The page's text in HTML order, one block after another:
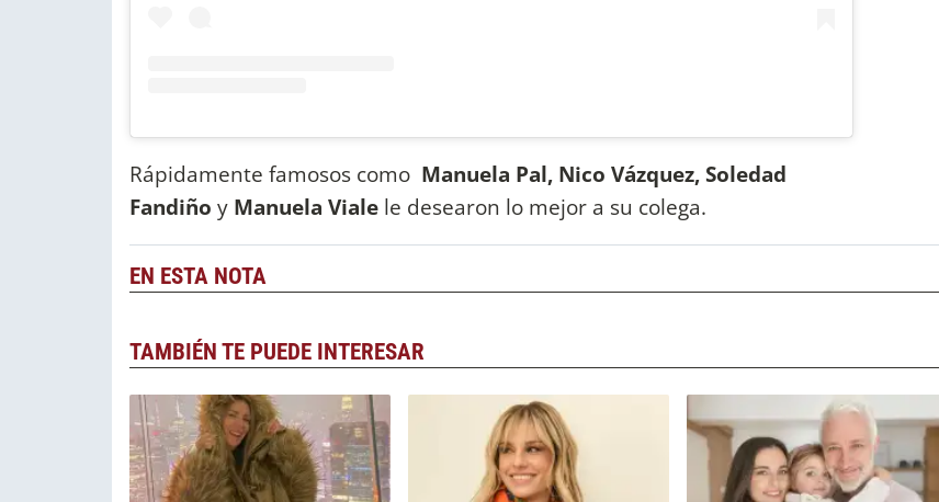
Rápidamente famosos como Manuela Pal, Nico Vázquez, Soledad
Fandiño y Manuela Viale le desearon lo mejor a su colega.
EN ESTA NOTA
TAMBIÉN TE PUEDE INTERESAR